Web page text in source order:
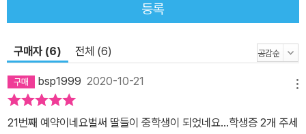
등록
구매자 (6) 전체 (6)
bsp1999 2020-10-21
21번째 예약이네요벌써 딸들이 중학생이 되었네요...학생증 2개 주세